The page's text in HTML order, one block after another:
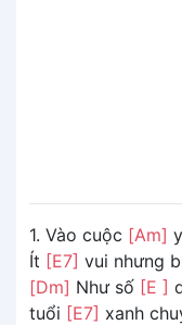
1. Vào cuộc [Am]
Ít [E7] vui nhưng
[Dm] Như số [E ]
tuổi [E7] xanh